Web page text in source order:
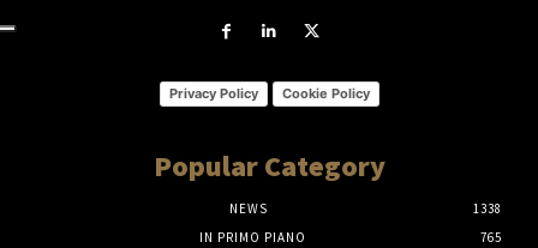
Privacy Policy Cookie Policy
Popular Category
NEWS
1338
IN PRIMO PIANO
765